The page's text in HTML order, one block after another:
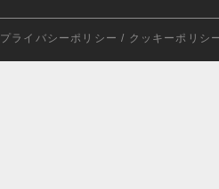
プライバシーポリシー / クッキーポリシ